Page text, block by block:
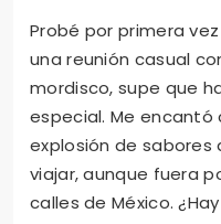
mucho cuando salgo
Mi
Taco Alto